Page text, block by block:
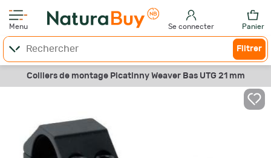
Menu Se connecter Panier
Filtrer
Colliers de montage Picatinny Weaver Bas UTG 21 mm